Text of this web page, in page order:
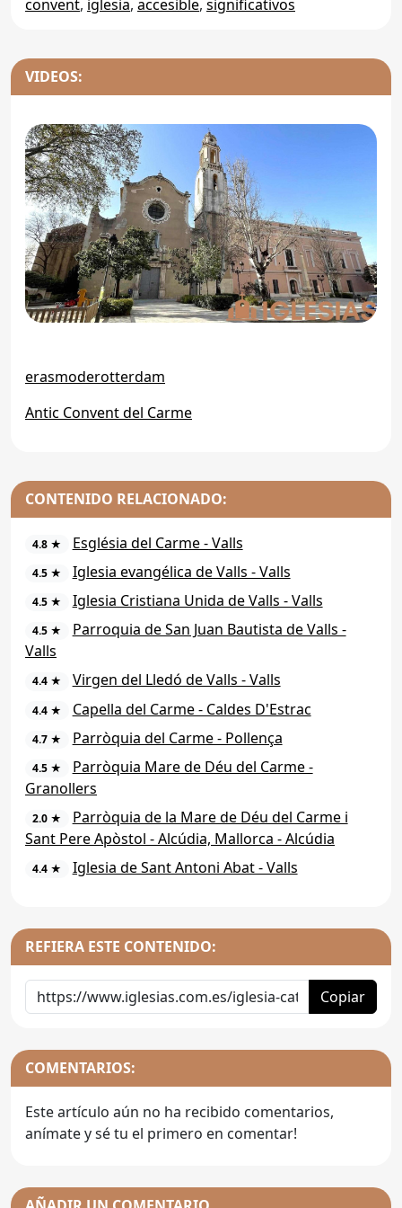
convent, iglesia, accesible, significativos
VIDEOS:
erasmoderotterdam
Antic Convent del Carme
CONTENIDO RELACIONADO:
4.8 ★ Església del Carme - Valls
4.5 ★ Iglesia evangélica de Valls - Valls
4.5 ★ Iglesia Cristiana Unida de Valls - Valls
4.5 ★
Parroquia de San Juan Bautista de Valls -
Valls
4.4 ★ Virgen del Lledó de Valls - Valls
4.4 ★ Capella del Carme - Caldes D'Estrac
4.7 ★ Parròquia del Carme - Pollença
4.5 ★
Parròquia Mare de Déu del Carme -
Granollers
2.0 ★
Parròquia de la Mare de Déu del Carme i
Sant Pere Apòstol - Alcúdia, Mallorca - Alcúdia
4.4 ★ Iglesia de Sant Antoni Abat - Valls
REFIERA ESTE CONTENIDO:
Copiar
COMENTARIOS:
Este artículo aún no ha recibido comentarios,
anímate y sé tu el primero en comentar!